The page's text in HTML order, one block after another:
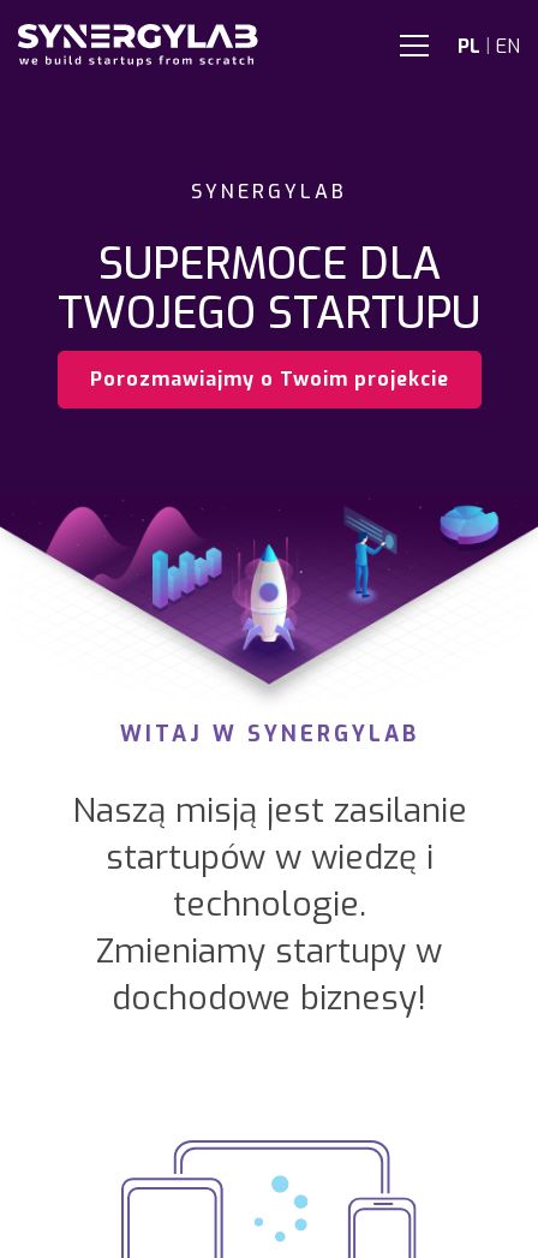
PL | EN
SYNERGYLAB
SUPERMOCE DLA
TWOJEGO STARTUPU
Porozmawiajmy o Twoim projekcie
WITAJ W SYNERGYLAB
Naszą misją jest zasilanie
startupów w wiedzę i
technologie.
Zmieniamy startupy w
dochodowe biznesy!